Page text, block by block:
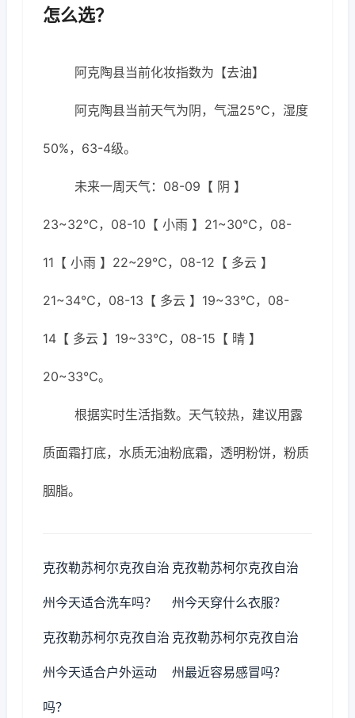
怎么选？
阿克陶县当前化妆指数为【去油】
阿克陶县当前天气为阴，气温25℃，湿度
50%，63-4级。
未来一周天气：08-09【 阴 】
23~32℃，08-10【 小雨 】21~30℃，08-
11【 小雨 】22~29℃，08-12【 多云 】
21~34℃，08-13【 多云 】19~33℃，08-
14【 多云 】19~33℃，08-15【 晴 】
20~33℃。
根据实时生活指数。天气较热，建议用露
质面霜打底，水质无油粉底霜，透明粉饼，粉质
胭脂。
克孜勒苏柯尔克孜自治
州今天适合洗车吗？
克孜勒苏柯尔克孜自治
州今天穿什么衣服？
克孜勒苏柯尔克孜自治
州今天适合户外运动
吗？
克孜勒苏柯尔克孜自治
州最近容易感冒吗？